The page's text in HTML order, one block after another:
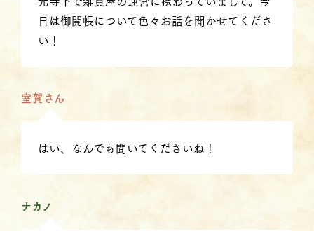
日は御開帳について色々お話を聞かせてくださ
い！
室賀さん
はい、なんでも聞いてくださいね！
ナカノ